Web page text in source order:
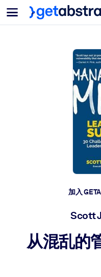
菜单
面向团队与管理者
为您的员工配备关键的人
帮助您的管理者为未来的
让团队更轻松地共同学习
培养您的员工应对未来挑
按系统
面向 LMS/LXP
将简短且经过验证的知识
面向人工智能系统
加入
Scott
从混乱的